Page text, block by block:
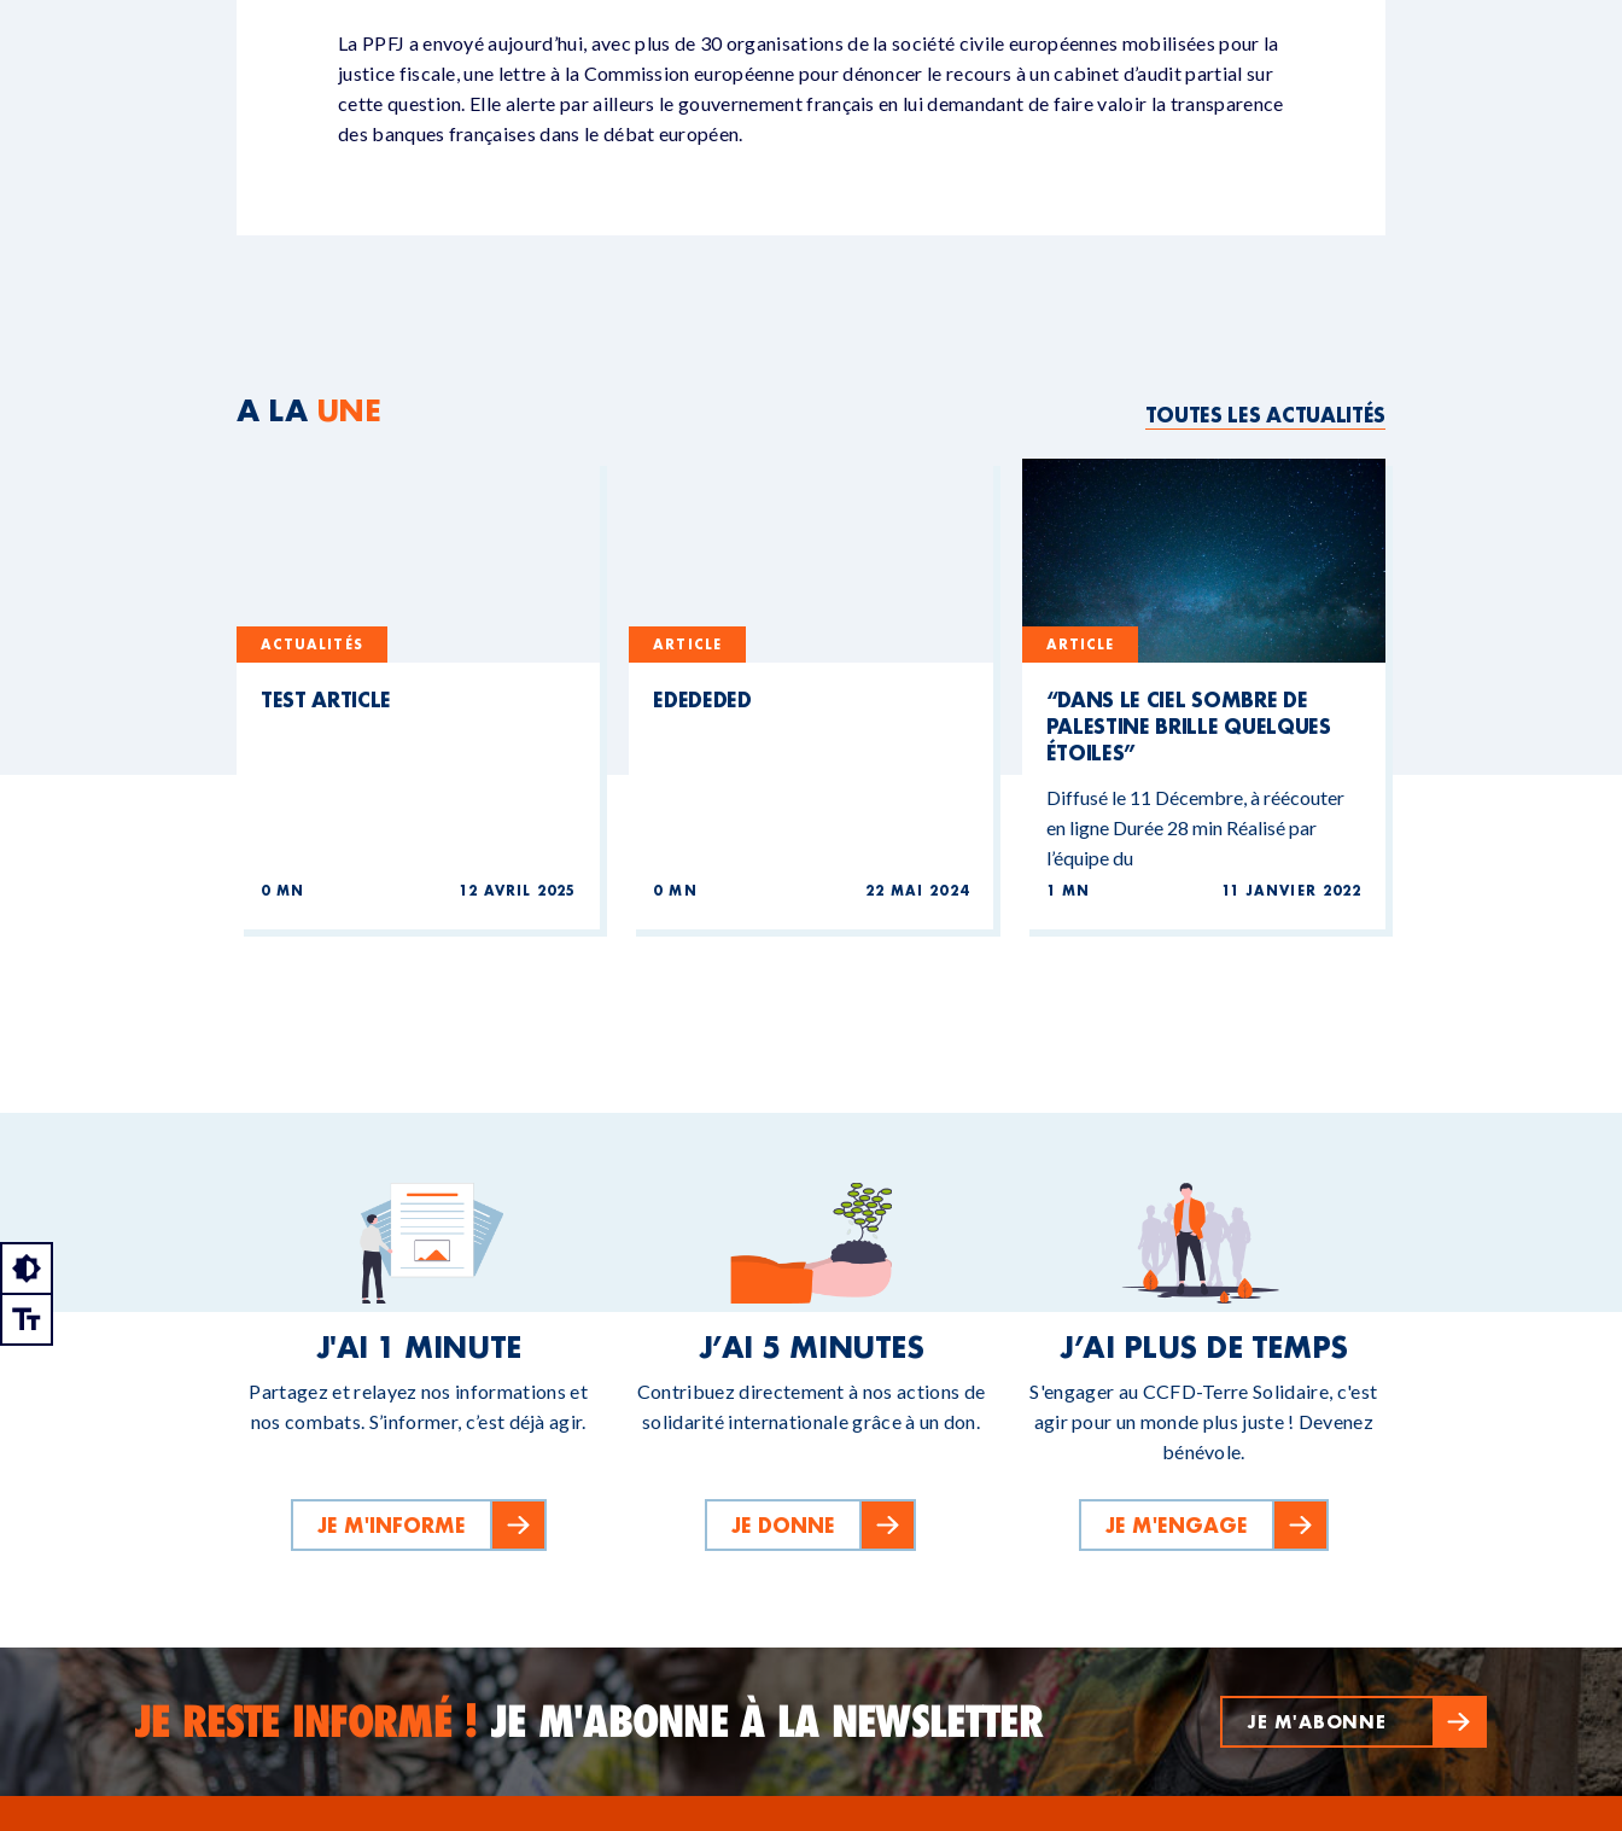
La PPFJ a envoyé aujourd’hui, avec plus de 30 organisations de la société civile européennes mobilisées pour la
justice fiscale, une lettre à la Commission européenne pour dénoncer le recours à un cabinet d’audit partial sur
cette question. Elle alerte par ailleurs le gouvernement français en lui demandant de faire valoir la transparence
des banques françaises dans le débat européen.
A LA UNE TOUTES LES ACTUALITÉS
ACTUALITÉS
TEST ARTICLE
0 MN 12 AVRIL 2025
ARTICLE
EDEDEDED
0 MN 22 MAI 2024
ARTICLE
“DANS LE CIEL SOMBRE DE
PALESTINE BRILLE QUELQUES
ÉTOILES”
Diffusé le 11 Décembre, à réécouter
en ligne Durée 28 min Réalisé par
l’équipe du
1 MN 11 JANVIER 2022
J'AI 1 MINUTE
Partagez et relayez nos informations et
nos combats. S’informer, c’est déjà agir.
JE M'INFORME
J’AI 5 MINUTES
Contribuez directement à nos actions de
solidarité internationale grâce à un don.
JE DONNE
J’AI PLUS DE TEMPS
S'engager au CCFD-Terre Solidaire, c'est
agir pour un monde plus juste ! Devenez
bénévole.
JE M'ENGAGE
JE RESTE INFORMÉ !JE M'ABONNE À LA NEWSLETTER JE M'ABONNE